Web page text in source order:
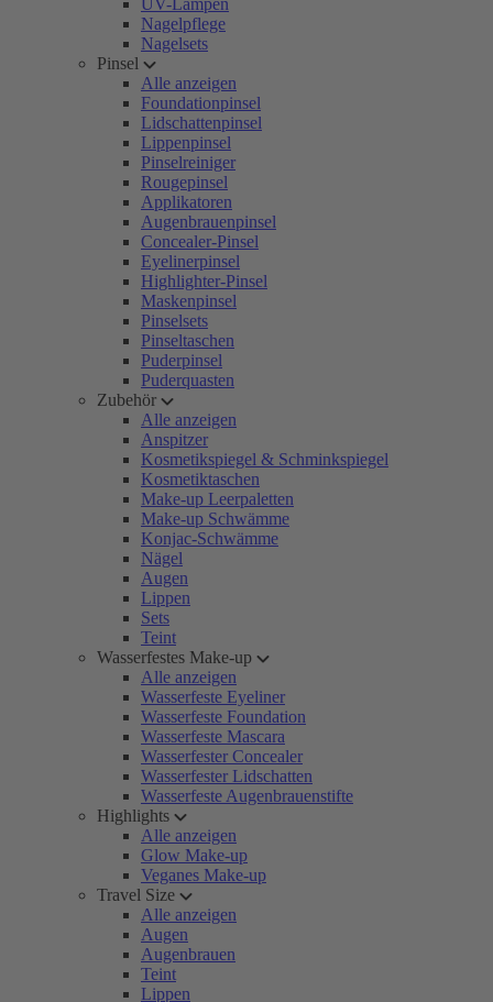
UV-Lampen
Nagelpflege
Nagelsets
Pinsel
Alle anzeigen
Foundationpinsel
Lidschattenpinsel
Lippenpinsel
Pinselreiniger
Rougepinsel
Applikatoren
Augenbrauenpinsel
Concealer-Pinsel
Eyelinerpinsel
Highlighter-Pinsel
Maskenpinsel
Pinselsets
Pinseltaschen
Puderpinsel
Puderquasten
Zubehör
Alle anzeigen
Anspitzer
Kosmetikspiegel & Schminkspiegel
Kosmetiktaschen
Make-up Leerpaletten
Make-up Schwämme
Konjac-Schwämme
Nägel
Augen
Lippen
Sets
Teint
Wasserfestes Make-up
Alle anzeigen
Wasserfeste Eyeliner
Wasserfeste Foundation
Wasserfeste Mascara
Wasserfester Concealer
Wasserfester Lidschatten
Wasserfeste Augenbrauenstifte
Highlights
Alle anzeigen
Glow Make-up
Veganes Make-up
Travel Size
Alle anzeigen
Augen
Augenbrauen
Teint
Lippen